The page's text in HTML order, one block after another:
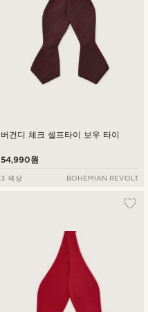
버건디 체크 셀프타이 보우 타이
54,990원
3 색상 BOHEMIAN REVOLT